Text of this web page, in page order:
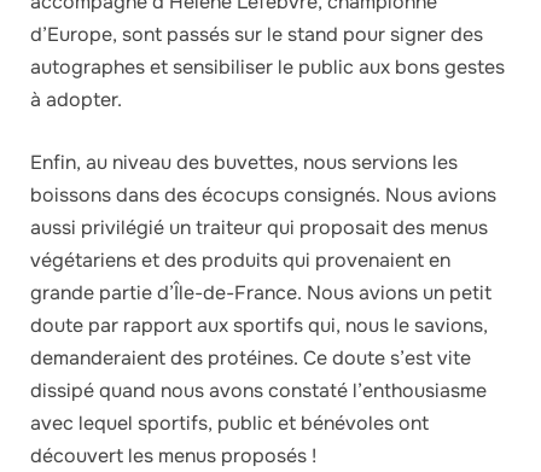
d’Europe, sont passés sur le stand pour signer des
autographes et sensibiliser le public aux bons gestes
à adopter.
Enfin, au niveau des buvettes, nous servions les
boissons dans des écocups consignés. Nous avions
aussi privilégié un traiteur qui proposait des menus
végétariens et des produits qui provenaient en
grande partie d’Île-de-France. Nous avions un petit
doute par rapport aux sportifs qui, nous le savions,
demanderaient des protéines. Ce doute s’est vite
dissipé quand nous avons constaté l’enthousiasme
avec lequel sportifs, public et bénévoles ont
découvert les menus proposés !